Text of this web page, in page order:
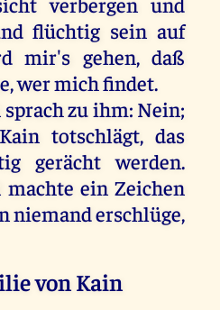
flüchtig sein auf
mir's gehen, daß
, wer michfindet.
sprachzu ihm: Nein;
Kain totschlägt, das
gerächtwerden.
machte einZeichen
niemanderschlüge,
von Kain